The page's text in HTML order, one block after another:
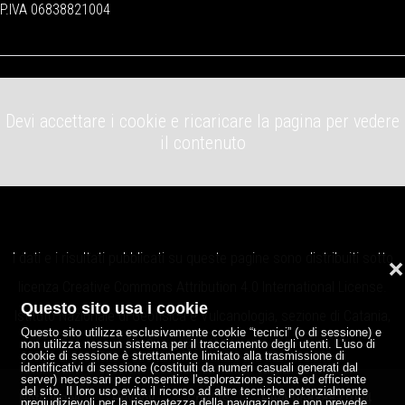
Questo sito usa i cookie
Questo sito utilizza esclusivamente cookie “tecnici” (o di sessione) e
non utilizza nessun sistema per il tracciamento degli utenti. L'uso di
cookie di sessione è strettamente limitato alla trasmissione di
identificativi di sessione (costituiti da numeri casuali generati dal
server) necessari per consentire l'esplorazione sicura ed efficiente
del sito. Il loro uso evita il ricorso ad altre tecniche potenzialmente
❌
P.IVA 06838821004
Devi accettare i cookie e ricaricare la pagina per vedere
il contenuto
I dati e i risultati pubblicati su queste pagine sono distribuiti sotto
Istituto Nazionale di Geofisica e Vulcanologia, sezione di Catania,
Osservatorio Etneo.
Note legali Privacy Credits P.IVA 06838821004